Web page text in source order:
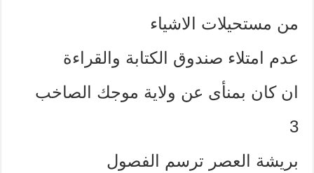
من مستحيلات الاشياء
عدم امتلاء صندوق الكتابة والقراءة
ان كان بمنأى عن ولاية موجك الصاخب
3
بريشة العصر ترسم الفصول